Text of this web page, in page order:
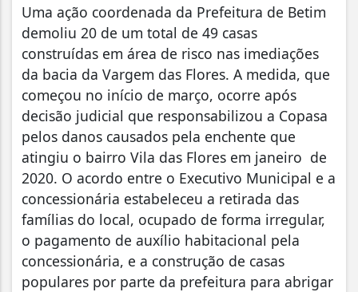
Uma ação coordenada da Prefeitura de Betim
demoliu 20 de um total de 49 casas
construídas em área de risco nas imediações
da bacia da Vargem das Flores. A medida, que
começou no início de março, ocorre após
decisão judicial que responsabilizou a Copasa
pelos danos causados pela enchente que
atingiu o bairro Vila das Flores em janeiro de
2020. O acordo entre o Executivo Municipal e a
concessionária estabeleceu a retirada das
famílias do local, ocupado de forma irregular,
o pagamento de auxílio habitacional pela
concessionária, e a construção de casas
populares por parte da prefeitura para abrigar